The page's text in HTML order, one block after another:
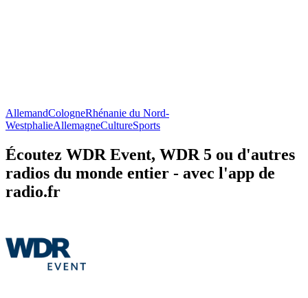
AllemandCologneRhénanie du Nord-
WestphalieAllemagneCultureSports
Écoutez WDR Event, WDR 5 ou d'autres
radios du monde entier - avec l'app de
radio.fr